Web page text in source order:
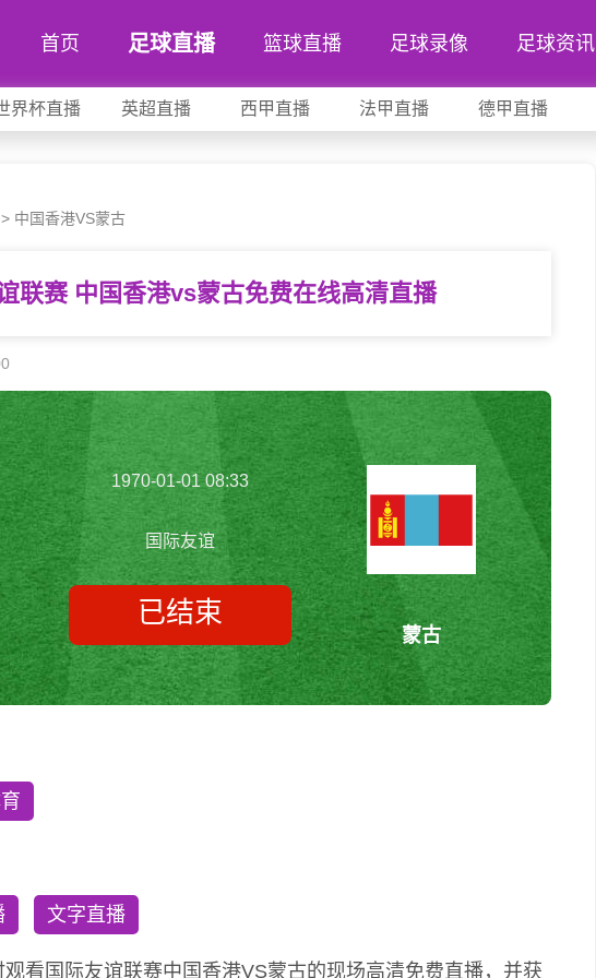
首页 足球直播 篮球直播 足球录像 足球资讯
界杯直播 英超直播 西甲直播 法甲直播 德甲直播
> 中国香港VS蒙古
联赛 中国香港vs蒙古免费在线高清直播
1970-01-01 08:33
国际友谊
已结束
蒙古
文字直播
看国际友谊联赛中国香港VS蒙古的现场高清免费直播，并获